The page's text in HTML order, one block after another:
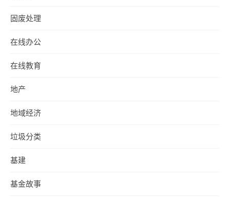
固废处理
在线办公
在线教育
地产
地域经济
垃圾分类
基建
基金故事